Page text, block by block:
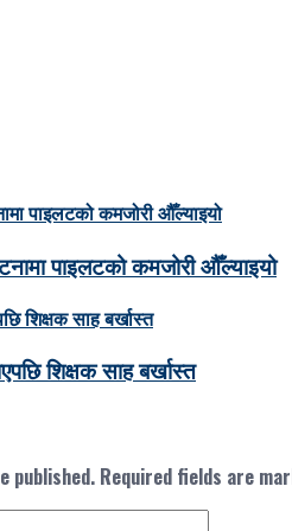
पाइलटको कमजोरी औँल्याइयो
शिक्षक साह बर्खास्त
published. Required fields are